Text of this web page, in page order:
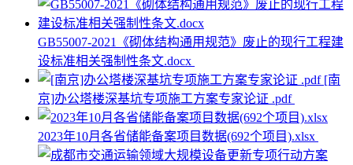
GB55007-2021《砌体结构通用规范》废止的现行工程建
设标准相关强制性条文.docx
[南
京]办公塔楼深基坑专项施工方案专家论证 .pdf
2023年10月各省储能备案项目数据(692个项目).xlsx